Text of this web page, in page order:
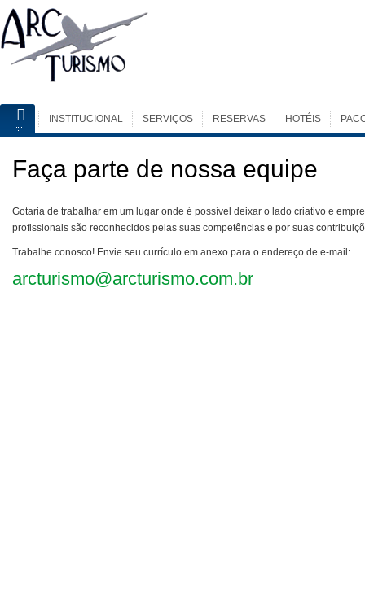
INSTITUCIONAL SERVIÇOS RESERVAS HOTÉIS
Faça parte de nossa equipe
Gotaria de trabalhar em um lugar onde é possível deixar o lado criativo e
profissionais são reconhecidos pelas suas competências e por suas
Trabalhe conosco! Envie seu currículo em anexo para o endereço de e-mail:
arcturismo@arcturismo.com.br